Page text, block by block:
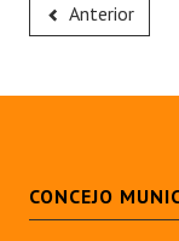
Anterior
CONCEJO